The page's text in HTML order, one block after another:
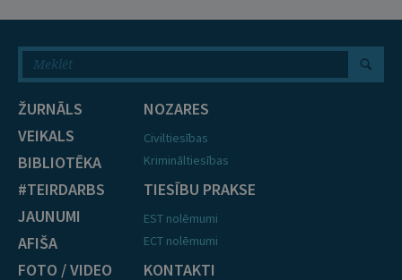
ŽURNĀLS
VEIKALS
BIBLIOTĒKA
#TEIRDARBS
JAUNUMI
AFIŠA
FOTO / VIDEO
NOZARES
Civiltiesības
Krimināltiesības
TIESĪBU PRAKSE
EST nolēmumi
ECT nolēmumi
KONTAKTI